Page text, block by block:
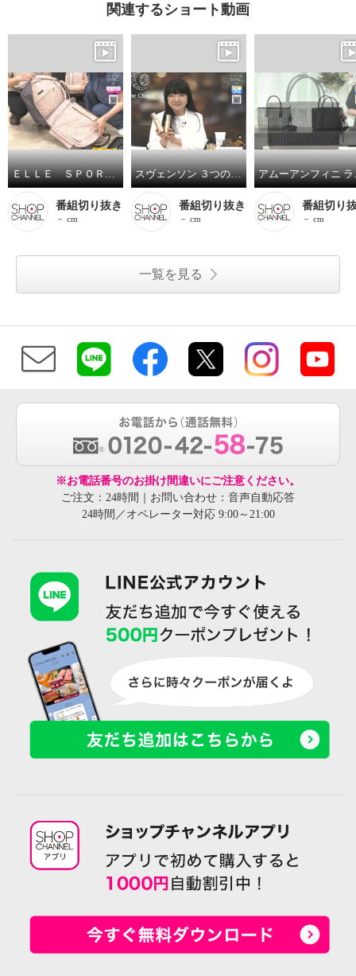
関連するショート動画
ＥＬＬＥ ＳＰＯＲＴ はっ水 取り外してリュックになる キューブ柄 キャリーカート
番組切り抜き
－ cm
スヴェンソン ３つの有効成分配合 育毛、薄毛、脱毛の予防！ ザ・チャーガ薬用育毛剤 ２本スペシャルセット
番組切り抜き
－ cm
アムーア
番組切り
－ cm
一覧を見る
※お電話番号のお掛け間違いにご注意ください。
ご注文：24時間｜お問い合わせ：音声自動応答
24時間／オペレーター対応 9:00～21:00